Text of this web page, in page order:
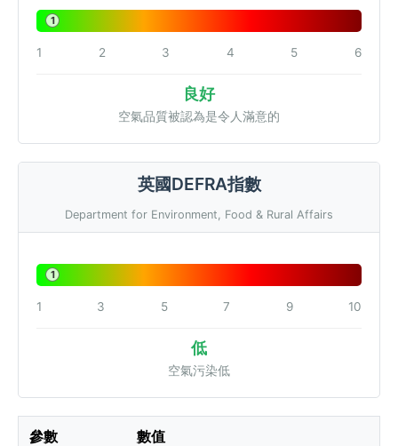
1
1 2 3 4 5 6
良好
空氣品質被認為是令人滿意的
英國DEFRA指數
Department for Environment, Food & Rural Affairs
1
1 3 5 7 9 10
低
空氣污染低
參數 數值